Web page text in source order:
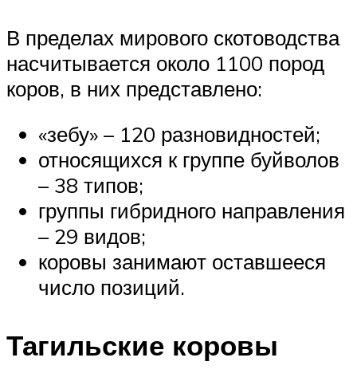
В пределах мирового скотоводства
насчитывается около 1100 пород
коров, в них представлено:
«зебу» – 120 разновидностей;
относящихся к группе буйволов
– 38 типов;
группы гибридного направления
– 29 видов;
коровы занимают оставшееся
число позиций.
Тагильские коровы